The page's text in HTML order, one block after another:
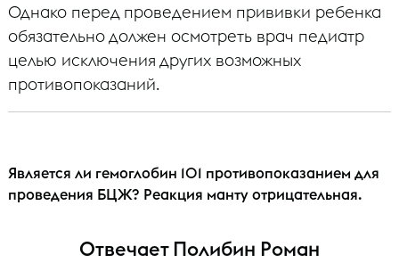
Однако перед проведением прививки ребенка
обязательно должен осмотреть врач педиатр
целью исключения других возможных
противопоказаний.
Является ли гемоглобин 101 противопоказанием для
проведения БЦЖ? Реакция манту отрицательная.
Отвечает Полибин Роман